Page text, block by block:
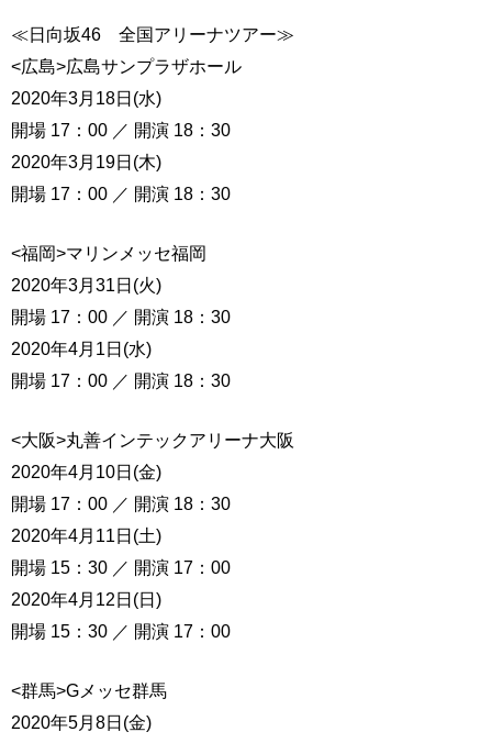
≪日向坂46 全国アリーナツアー≫
<広島>広島サンプラザホール
2020年3月18日(水)
開場 17：00 ／ 開演 18：30
2020年3月19日(木)
開場 17：00 ／ 開演 18：30
<福岡>マリンメッセ福岡
2020年3月31日(火)
開場 17：00 ／ 開演 18：30
2020年4月1日(水)
開場 17：00 ／ 開演 18：30
<大阪>丸善インテックアリーナ大阪
2020年4月10日(金)
開場 17：00 ／ 開演 18：30
2020年4月11日(土)
開場 15：30 ／ 開演 17：00
2020年4月12日(日)
開場 15：30 ／ 開演 17：00
<群馬>Gメッセ群馬
2020年5月8日(金)